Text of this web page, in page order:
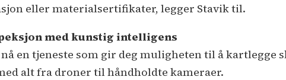
eller materialsertifikater, legger Stavik til.
med kunstig intelligens
en tjeneste som gir deg muligheten til å kartlegge
alt fra droner til håndholdte kameraer.